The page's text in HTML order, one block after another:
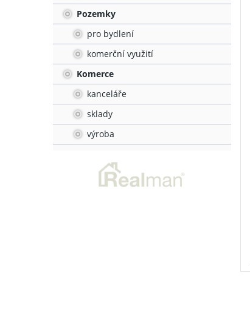
Pozemky
pro bydlení
komerční využití
Komerce
kanceláře
sklady
výroba